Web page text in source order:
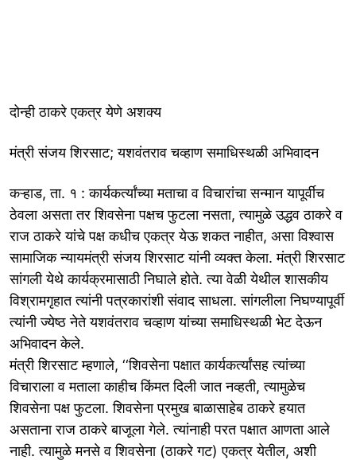
दोन्ही ठाकरे एकत्र येणे अशक्य
मंत्री संजय शिरसाट; यशवंतराव चव्हाण समाधिस्थळी अभिवादन
कऱ्हाड, ता. १ : कार्यकर्त्यांच्या मताचा व विचारांचा सन्मान यापूर्वीच
ठेवला असता तर शिवसेना पक्षच फुटला नसता, त्यामुळे उद्धव ठाकरे व
राज ठाकरे यांचे पक्ष कधीच एकत्र येऊ शकत नाहीत, असा विश्वास
सामाजिक न्यायमंत्री संजय शिरसाट यांनी व्यक्त केला. मंत्री शिरसाट
सांगली येथे कार्यक्रमासाठी निघाले होते. त्या वेळी येथील शासकीय
विश्रामगृहात त्यांनी पत्रकारांशी संवाद साधला. सांगलीला निघण्यापूर्वी
त्यांनी ज्येष्ठ नेते यशवंतराव चव्हाण यांच्या समाधिस्थळी भेट देऊन
अभिवादन केले.
मंत्री शिरसाट म्हणाले, ‘‘शिवसेना पक्षात कार्यकर्त्यांसह त्यांच्या
विचाराला व मताला काहीच किंमत दिली जात नव्हती, त्यामुळेच
शिवसेना पक्ष फुटला. शिवसेना प्रमुख बाळासाहेब ठाकरे हयात
असताना राज ठाकरे बाजूला गेले. त्यांनाही परत पक्षात आणता आले
नाही. त्यामुळे मनसे व शिवसेना (ठाकरे गट) एकत्र येतील, अशी